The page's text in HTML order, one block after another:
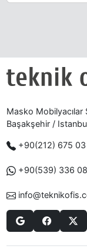
Masko
Başakşehir /
+90(212) 675
+90(539) 336